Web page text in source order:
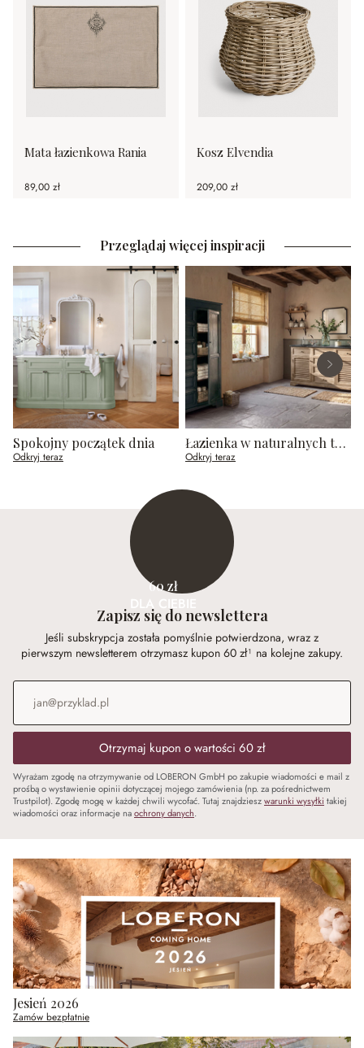
Mata łazienkowa Rania
89,00 zł
Kosz Elvendia
209,00 zł
Przeglądaj więcej inspiracji
Spokojny początek dnia
Odkryj teraz
Łazienka w naturalnych tonach
Odkryj teraz
60 zł
DLA CIEBIE
Zapisz się do newslettera
Jeśli subskrypcja została pomyślnie potwierdzona, wraz z
pierwszym newsletterem otrzymasz kupon 60 zł¹ na kolejne zakupy.
Adres e-mail*
Otrzymaj kupon o wartości 60 zł
Wyrażam zgodę na otrzymywanie od LOBERON GmbH po zakupie wiadomości e mail z
prośbą o wystawienie opinii dotyczącej mojego zamówienia (np. za pośrednictwem
Trustpilot). Zgodę mogę w każdej chwili wycofać. Tutaj znajdzieszwarunki wysyłki takiej
wiadomości oraz informacje naochrony danych.
Jesień 2026
Zamów bezpłatnie